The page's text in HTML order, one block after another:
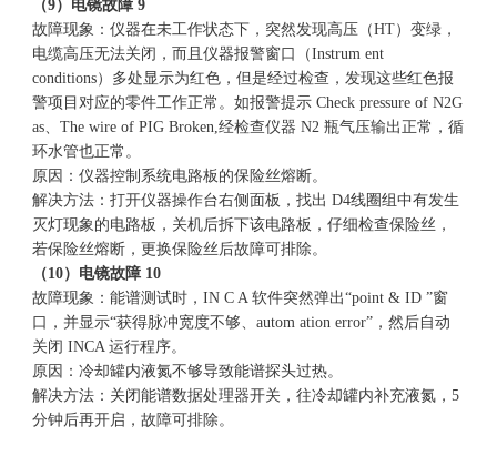
（9）电镜故障 9
故障现象：仪器在未工作状态下，突然发现高压（HT）变绿，
电缆高压无法关闭，而且仪器报警窗口（Instrum ent
conditions）多处显示为红色，但是经过检查，发现这些红色报
警项目对应的零件工作正常。如报警提示 Check pressure of N2G
as、The wire of PIG Broken,经检查仪器 N2 瓶气压输出正常，循
环水管也正常。
原因：仪器控制系统电路板的保险丝熔断。
解决方法：打开仪器操作台右侧面板，找出 D4线圈组中有发生
灭灯现象的电路板，关机后拆下该电路板，仔细检查保险丝，
若保险丝熔断，更换保险丝后故障可排除。
（10）电镜故障 10
故障现象：能谱测试时，IN C A 软件突然弹出“point & ID ”窗
口，并显示“获得脉冲宽度不够、autom ation error”，然后自动
关闭 INCA 运行程序。
原因：冷却罐内液氮不够导致能谱探头过热。
解决方法：关闭能谱数据处理器开关，往冷却罐内补充液氮，5
分钟后再开启，故障可排除。